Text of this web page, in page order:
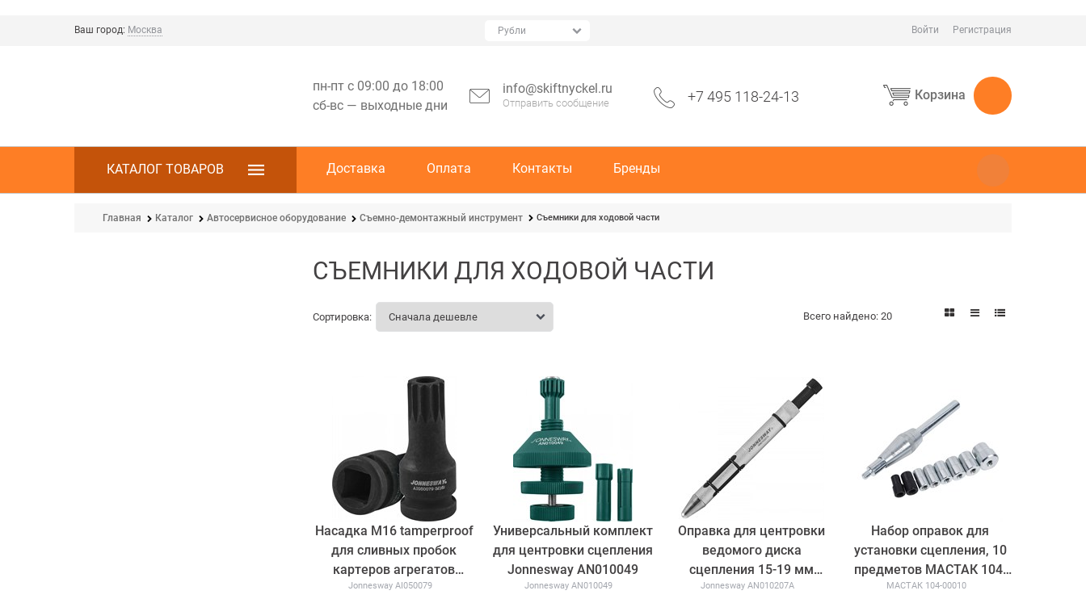
Ваш город: Москва Войти Регистрация
пн-пт с 09:00 до 18:00
сб-вс — выходные дни
info@skiftnyckel.ru
Отправить сообщение +7 495 118-24-13 Корзина
КАТАЛОГ ТОВАРОВ Доставка Оплата Контакты Бренды
Главная Каталог Автосервисное оборудование Съемно-демонтажный инструмент Съемники для ходовой части
СЪЕМНИКИ ДЛЯ ХОДОВОЙ ЧАСТИ
Сортировка: Всего найдено: 20
Насадка М16 tamperproof
для сливных пробок
картеров агрегатов
трансмиссий а/м VAG
Jonnesway AI050079
Универсальный комплект
для центровки сцепления
Jonnesway AN010049
Jonnesway AN010049
Оправка для центровки
ведомого диска
сцепления 15-19 мм
Jonnesway AN010207A
Jonnesway AN010207A
Набор оправок для
установки сцепления, 10
предметов МАСТАК 104-
00010 104-00010
МАСТАК 104-00010